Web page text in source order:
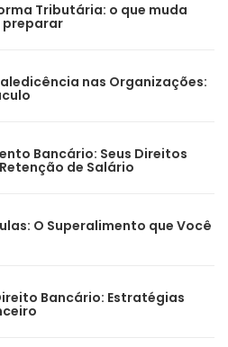
Tributária: o que muda
preparar
nas Organizações:
Bancário: Seus Direitos
de Salário
O Superalimento que Você
Bancário: Estratégias